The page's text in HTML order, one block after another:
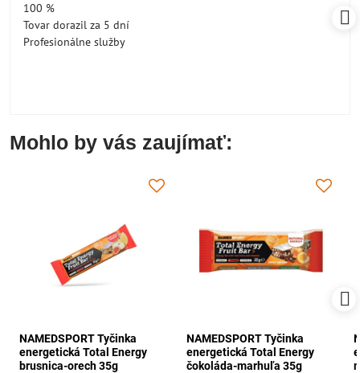
100 %
Tovar dorazil za 5 dní
Profesionálne služby
Mohlo by vás zaujímať:
NAMEDSPORT Tyčinka
energetická Total Energy
brusnica-orech 35g
NAMEDSPORT Tyčinka
energetická Total Energy
čokoláda-marhuľa 35g